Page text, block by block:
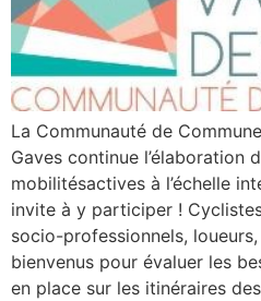
La Communauté de
Gaves continue l’élaboration
mobilitésactives à l’échelle
invite à y participer !
socio-professionnels,
bienvenus pour évaluer les
en place sur les itinéraires